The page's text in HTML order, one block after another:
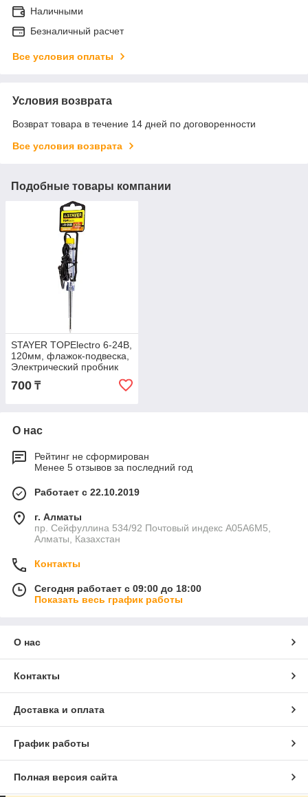
Наличными
Безналичный расчет
Все условия оплаты
Условия возврата
Возврат товара в течение 14 дней по договоренности
Все условия возврата
Подобные товары компании
STAYER TOPElectro 6-24В,
120мм, флажок-подвеска,
Электрический пробник
для автопроводки (2573-
24V_z
700 ₸
О нас
Рейтинг не сформирован
Менее 5 отзывов за последний год
Работает с 22.10.2019
г. Алматы
пр. Сейфуллина 534/92 Почтовый индекс A05A6M5,
Алматы, Казахстан
Контакты
Сегодня работает с 09:00 до 18:00
Показать весь график работы
О нас
Контакты
Доставка и оплата
График работы
Полная версия сайта